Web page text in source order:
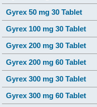
Gyrex 50 mg 30 Tablet
Gyrex 100 mg 30 Tablet
Gyrex 200 mg 30 Tablet
Gyrex 200 mg 60 Tablet
Gyrex 300 mg 30 Tablet
Gyrex 300 mg 60 Tablet